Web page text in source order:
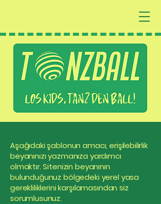
Aşağıdaki şablonun amacı, erişilebilirlik
beyanınızı yazmanıza yardımcı
olmaktır. Sitenizin beyanının
bulunduğunuz bölgedeki yerel yasa
gerekliliklerini karşılamasından siz
sorumlusunuz.